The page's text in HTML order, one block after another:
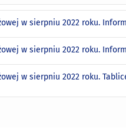
w sierpniu 2022 roku.
w sierpniu 2022 roku.
w sierpniu 2022 roku.